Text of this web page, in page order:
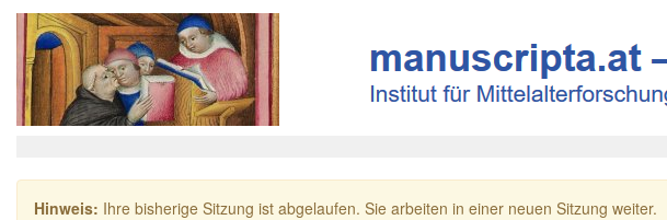
Hinweis: Ihre bisherige Sitzung ist abgelaufen. Sie arbeiten in einer neuen Sitzung weiter.